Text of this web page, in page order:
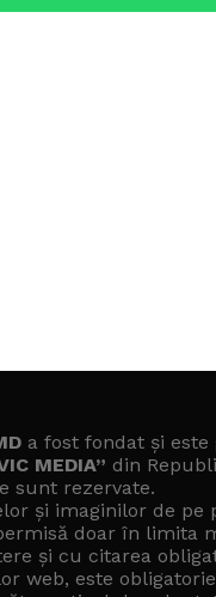
a fost fondat și este
MEDIA” din
sunt rezervate.
și imaginilor de pe
doar în limita
și cu citarea
web, este